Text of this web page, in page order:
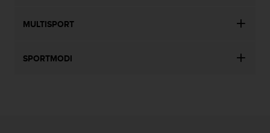
MULTISPORT
SPORTMODI